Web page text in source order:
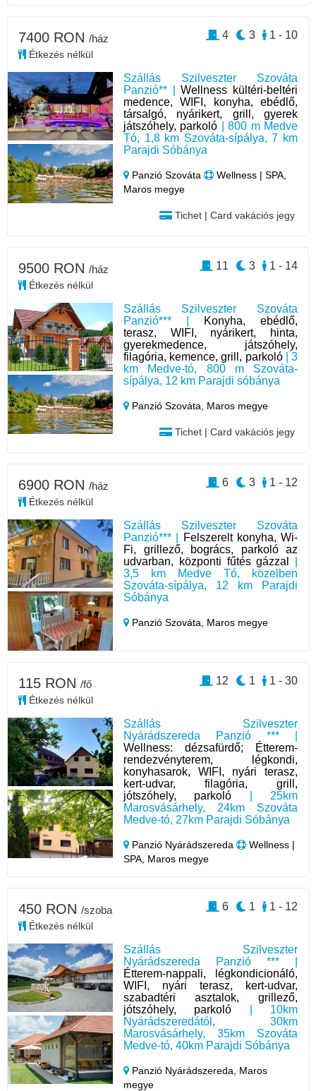
Szállás Szilveszter Szováta
Panzió** |Wellness kültéri-beltéri
medence, WIFI, konyha, ebédlő,
társalgó, nyárikert, grill, gyerek
játszóhely, parkoló | 800 m Medve
Tó, 1,8 km Szováta-sípálya, 7 km
Parajdi Sóbánya
Panzió Szováta
Wellness | SPA,
Maros megye
Tichet | Card vakációs jegy
7400 RON /ház
Étkezés nélkül
1 - 10
3
4
Szállás Szilveszter Szováta
Panzió*** |
Konyha, ebédlő,
terasz, WIFI, nyárikert, hinta,
gyerekmedence, játszóhely,
filagória, kemence, grill, parkoló| 3
km Medve-tó, 800 m Szováta-
sípálya, 12 km Parajdi sóbánya
Panzió Szováta, Maros megye
Tichet | Card vakációs jegy
9500 RON /ház
Étkezés nélkül
1 - 14
3
11
Szállás Szilveszter Szováta
Panzió*** |
Felszerelt konyha, Wi-
Fi, grillező, bogrács, parkoló az
udvarban, központi fűtés gázzal
3,5 km Medve Tó, közelben
Szováta-sípálya, 12 km Parajdi
Sóbánya
Panzió Szováta, Maros megye
6900 RON /ház
Étkezés nélkül
1 - 12
3
6
Szállás Szilveszter
Nyárádszereda Panzió *** |
Wellness: dézsafürdő; Étterem-
rendezvényterem, légkondi,
konyhasarok, WIFI, nyári terasz,
kert-udvar, filagória, grill,
jótszóhely, parkoló | 25km
Marosvásárhely, 24km Szováta
Medve-tó, 27km Parajdi Sóbánya
Panzió Nyárádszereda
Wellness |
SPA, Maros megye
115 RON /fő
Étkezés nélkül
1 - 30
1
12
Szállás Szilveszter
Nyárádszereda Panzió *** |
Étterem-nappali, légkondicionáló,
WIFI, nyári terasz, kert-udvar,
szabadtéri asztalok, grillező,
jótszóhely, parkoló | 10km
Nyárádszeredától, 30km
Marosvásárhely, 35km Szováta
Medve-tó, 40km Parajdi Sóbánya
Panzió Nyárádszereda, Maros
megye
450 RON /szoba
Étkezés nélkül
1 - 12
1
6